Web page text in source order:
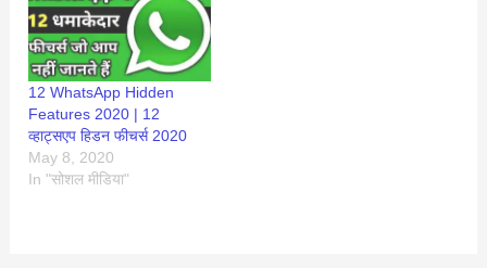
12 WhatsApp Hidden
Features 2020 | 12
व्हाट्सएप हिडन फीचर्स 2020
May 8, 2020
In "सोशल मीडिया"